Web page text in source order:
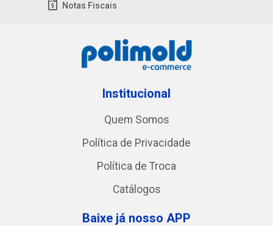
Notas Fiscais
Institucional
Quem Somos
Política de Privacidade
Política de Troca
Catálogos
Baixe já nosso APP